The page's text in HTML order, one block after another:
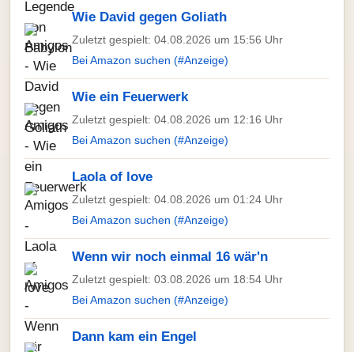
Wie David gegen Goliath
Zuletzt gespielt: 04.08.2026 um 15:56 Uhr
Bei Amazon suchen (#Anzeige)
Wie ein Feuerwerk
Zuletzt gespielt: 04.08.2026 um 12:16 Uhr
Bei Amazon suchen (#Anzeige)
Laola of love
Zuletzt gespielt: 04.08.2026 um 01:24 Uhr
Bei Amazon suchen (#Anzeige)
Wenn wir noch einmal 16 wär'n
Zuletzt gespielt: 03.08.2026 um 18:54 Uhr
Bei Amazon suchen (#Anzeige)
Dann kam ein Engel